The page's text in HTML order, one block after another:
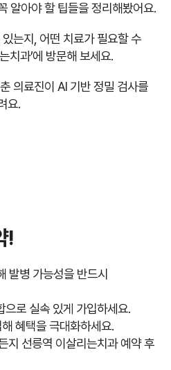
알아야 할 팁들을 정리해봤어요.
는지, 어떤 치료가 필요할 수
치과’에 방문해 보세요.
의료진이 AI 기반 정밀 검사를
요.
!
발병 가능성을 반드시
로 실속 있게 가입하세요.
혜택을 극대화하세요.
지 선릉역 이살리는치과 예약 후